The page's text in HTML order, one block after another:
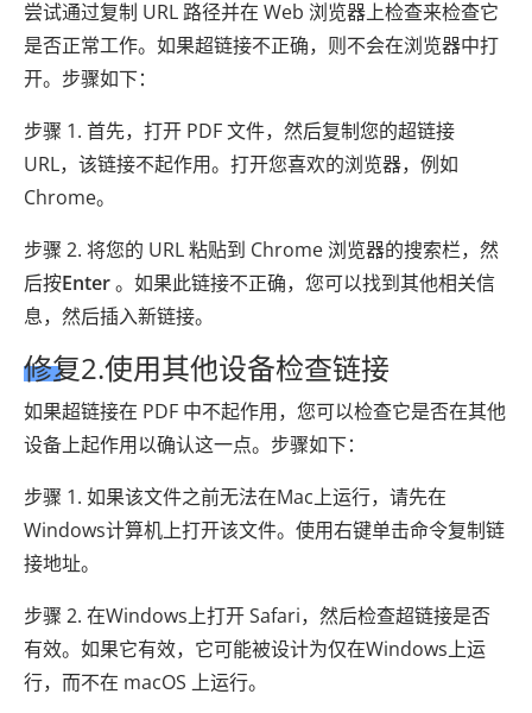
尝试通过复制 URL 路径并在 Web 浏览器上检查来检查它
是否正常工作。如果超链接不正确，则不会在浏览器中打
开。步骤如下：
步骤 1. 首先，打开 PDF 文件，然后复制您的超链接
URL，该链接不起作用。打开您喜欢的浏览器，例如
Chrome。
步骤 2. 将您的 URL 粘贴到 Chrome 浏览器的搜索栏，然
后按Enter。如果此链接不正确，您可以找到其他相关信
息，然后插入新链接。
修复2.使用其他设备检查链接
如果超链接在 PDF 中不起作用，您可以检查它是否在其他
设备上起作用以确认这一点。步骤如下：
步骤 1. 如果该文件之前无法在Mac上运行，请先在
Windows计算机上打开该文件。使用右键单击命令复制链
接地址。
步骤 2. 在Windows上打开 Safari，然后检查超链接是否
有效。如果它有效，它可能被设计为仅在Windows上运
行，而不在 macOS 上运行。